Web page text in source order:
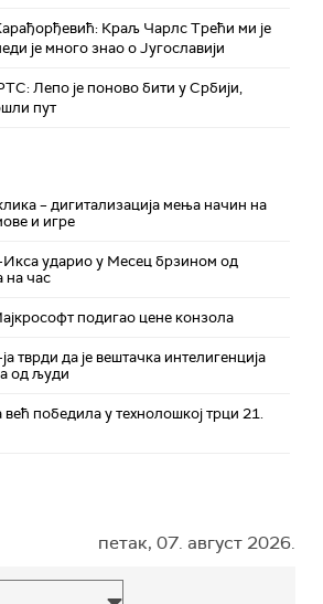
Краљ Чарлс Трећи ми је
је много знао о Југославији
Лепо је поново бити у Србији,
пут
– дигитализација мења начин на
и игре
Икса ударио у Месец брзином од
на час
подигао цене конзола
тврди да је вештачка интелигенција
од људи
већ победила у технолошкој трци 21.
петак, 07. август 2026.